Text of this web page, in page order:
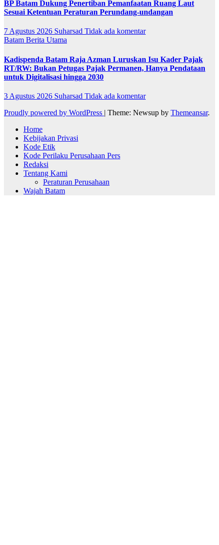
BP Batam Dukung Penertiban Pemanfaatan Ruang Laut
Sesuai Ketentuan Peraturan Perundang-undangan
7 Agustus 2026 Suharsad Tidak ada komentar
Batam Berita Utama
Kadispenda Batam Raja Azman Luruskan Isu Kader Pajak
RT/RW: Bukan Petugas Pajak Permanen, Hanya Pendataan
untuk Digitalisasi hingga 2030
3 Agustus 2026 Suharsad Tidak ada komentar
Proudly powered by WordPress | Theme: Newsup by Themeansar.
Home
Kebijakan Privasi
Kode Etik
Kode Perilaku Perusahaan Pers
Redaksi
Tentang Kami
Peraturan Perusahaan
Wajah Batam